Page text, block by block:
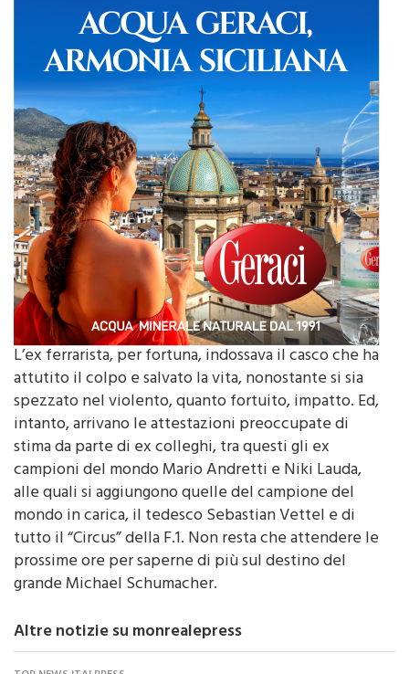
L’ex ferrarista, per fortuna, indossava il casco che ha
attutito il colpo e salvato la vita, nonostante si sia
spezzato nel violento, quanto fortuito, impatto. Ed,
intanto, arrivano le attestazioni preoccupate di
stima da parte di ex colleghi, tra questi gli ex
campioni del mondo Mario Andretti e Niki Lauda,
alle quali si aggiungono quelle del campione del
mondo in carica, il tedesco Sebastian Vettel e di
tutto il “Circus” della F.1. Non resta che attendere le
prossime ore per saperne di più sul destino del
Altre notizie su monrealepress